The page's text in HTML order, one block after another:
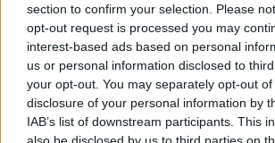
section to confirm your selection. Please
opt-out request is processed you may
interest-based ads based on personal
us or personal information disclosed to
your opt-out. You may separately opt-out
disclosure of your personal information by
IAB’s list of downstream participants. This
also be disclosed by us to third parties on
V
I S T
O
F
E S T I V
O
Palabras extra:
E
S T
O